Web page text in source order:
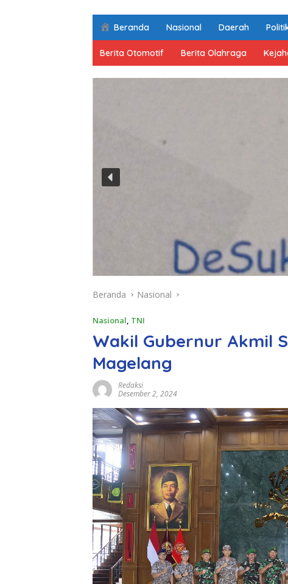
Beranda Nasional Daerah
Berita Otomotif Berita Olahraga
Beranda Nasional
Nasional, TNI
Wakil Gubernur Akmil
Magelang
Redaksi
Desember 2, 2024